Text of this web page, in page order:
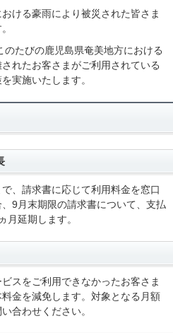
ける豪雨により被災された皆さま
のたびの鹿児島県奄美地方における
れたお客さまがご利用されている
実施いたします。
、請求書に応じて利用料金を窓口
9月末期限の請求書について、支払
月延期します。
スをご利用できなかったお客さま
金を減免します。対象となる月額
合わせください。